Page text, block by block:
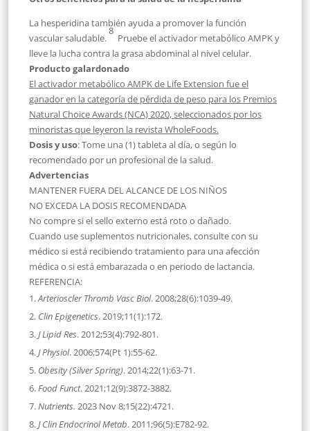
La hesperidina también ayuda a promover la función
vascular saludable.
8
Pruebe el activador metabólico AMPK y
lleve la lucha contra la grasa abdominal al nivel celular.
Producto galardonado
El activador metabólico AMPK de Life Extension fue el
ganador en la categoría de pérdida de peso para los Premios
Natural Choice Awards (NCA) 2020, seleccionados por los
minoristas que leyeron la revista WholeFoods.
Dosis y uso: Tome una (1) tableta al día, o según lo
recomendado por un profesional de la salud.
Advertencias
MANTENER FUERA DEL ALCANCE DE LOS NIÑOS
NO EXCEDA LA DOSIS RECOMENDADA
No compre si el sello externo está roto o dañado.
Cuando use suplementos nutricionales, consulte con su
médico si está recibiendo tratamiento para una afección
médica o si está embarazada o en periodo de lactancia.
REFERENCIA:
Arterioscler Thromb Vasc Biol. 2008;28(6):1039-49.
Clin Epigenetics. 2019;11(1):172.
J Lipid Res. 2012;53(4):792-801.
J Physiol. 2006;574(Pt 1):55-62.
Obesity (Silver Spring). 2014;22(1):63-71.
Food Funct. 2021;12(9):3872-3882.
Nutrients. 2023 Nov 8;15(22):4721.
J Clin Endocrinol Metab. 2011;96(5):E782-92.